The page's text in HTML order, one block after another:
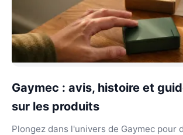
Gaymec : avis, histoire et
sur les produits
Plongez dans l'univers de Gaymec pour